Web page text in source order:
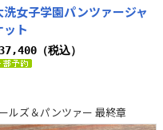
洗女子学園パンツァージャ
ット
（税込）
ルズ＆パンツァー 最終章